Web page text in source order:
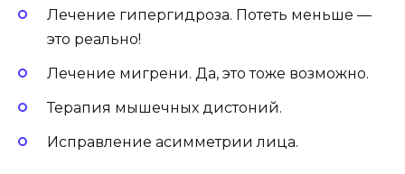
Лечение гипергидроза. Потеть меньше —
это реально!
Лечение мигрени. Да, это тоже возможно.
Терапия мышечных дистоний.
Исправление асимметрии лица.